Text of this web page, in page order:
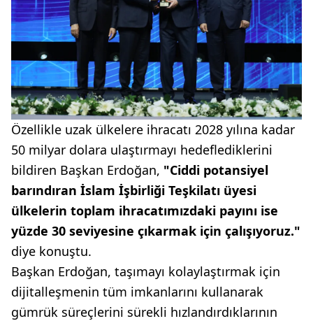
Özellikle uzak ülkelere ihracatı 2028 yılına kadar
50 milyar dolara ulaştırmayı hedeflediklerini
bildiren Başkan Erdoğan, "Ciddi potansiyel
barındıran İslam İşbirliği Teşkilatı üyesi
ülkelerin toplam ihracatımızdaki payını ise
yüzde 30 seviyesine çıkarmak için çalışıyoruz."
diye konuştu.
Başkan Erdoğan, taşımayı kolaylaştırmak için
dijitalleşmenin tüm imkanlarını kullanarak
gümrük süreçlerini sürekli hızlandırdıklarının